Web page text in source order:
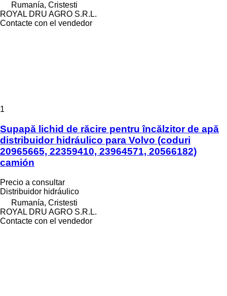
Rumanía, Cristesti
ROYAL DRU AGRO S.R.L.
Contacte con el vendedor
1
Supapă lichid de răcire pentru încălzitor de apă
distribuidor hidráulico para Volvo (coduri
20965665, 22359410, 23964571, 20566182)
camión
Precio a consultar
Distribuidor hidráulico
Rumanía, Cristesti
ROYAL DRU AGRO S.R.L.
Contacte con el vendedor